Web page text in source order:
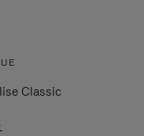
Classic